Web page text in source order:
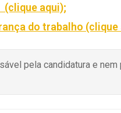
(clique aqui);
do trabalho (clique
pela candidatura e